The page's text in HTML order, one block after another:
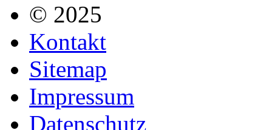
© 2025
Kontakt
Sitemap
Impressum
Datenschutz